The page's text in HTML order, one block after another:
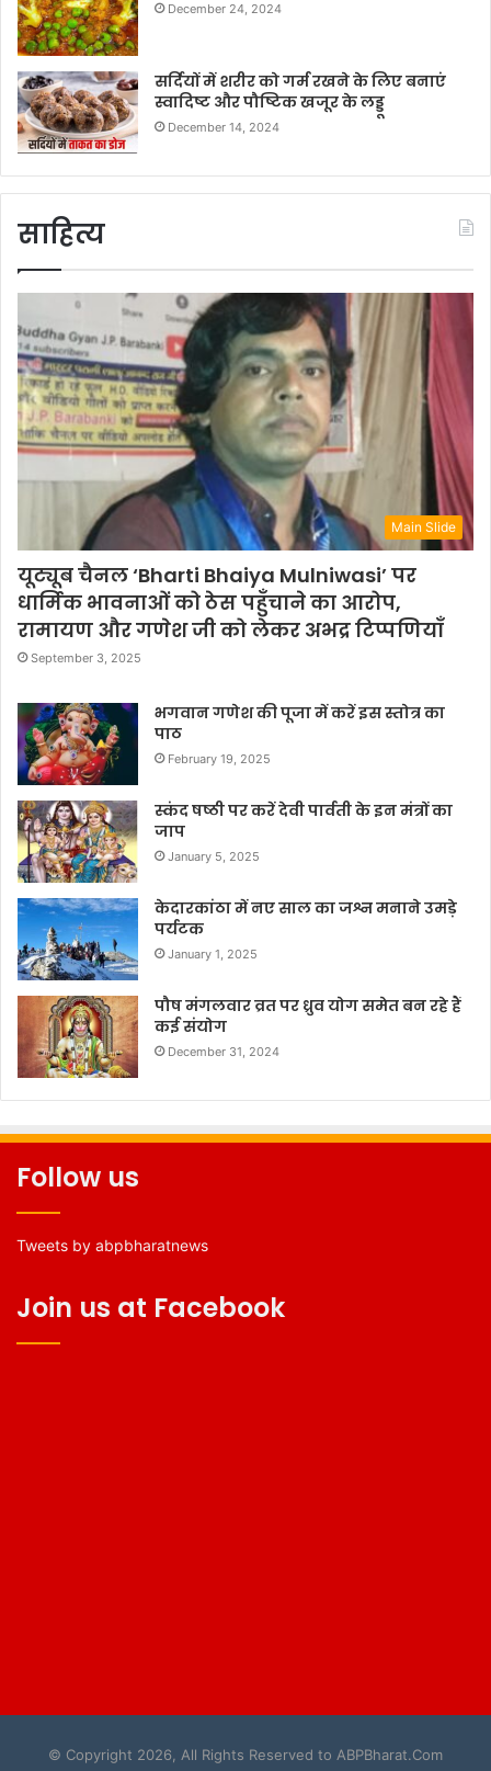
December 24, 2024
सर्दियों में शरीर को गर्म रखने के लिए बनाएं
स्वादिष्ट और पौष्टिक खजूर के लड्डू
December 14, 2024
साहित्य
Main Slide
यूट्यूब चैनल ‘Bharti Bhaiya Mulniwasi’ पर
धार्मिक भावनाओं को ठेस पहुँचाने का आरोप,
रामायण और गणेश जी को लेकर अभद्र टिप्पणियाँ
September 3, 2025
भगवान गणेश की पूजा में करें इस स्तोत्र का
पाठ
February 19, 2025
स्कंद षष्ठी पर करें देवी पार्वती के इन मंत्रों का
जाप
January 5, 2025
केदारकांठा में नए साल का जश्न मनाने उमड़े
पर्यटक
January 1, 2025
पौष मंगलवार व्रत पर ध्रुव योग समेत बन रहे हैं
कई संयोग
December 31, 2024
Follow us
Tweets by abpbharatnews
Join us at Facebook
© Copyright 2026, All Rights Reserved to ABPBharat.Com